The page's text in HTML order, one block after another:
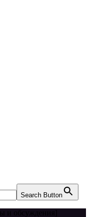
Search Button
и обсуждения]